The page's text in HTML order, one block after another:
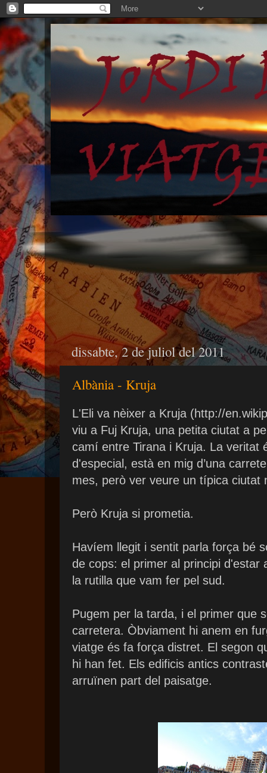
dissabte, 2 de juliol del 2011
Albània - Kruja
L'Eli va nèixer a Kruja (http://
viu a Fuj Kruja, una petita ciutat a
camí entre Tirana i Kruja. La veritat
d'especial, està en mig d’una
mes, però ver veure un típica ciutat
Però Kruja si prometia.
Havíem llegit i sentit parla força bé
de cops: el primer al principi d'estar
la rutilla que vam fer pel sud.
Pugem per la tarda, i el primer que
carretera. Òbviament hi anem en
viatge és fa força distret. El segon
hi han fet. Els edificis antics
arruïnen part del paisatge.